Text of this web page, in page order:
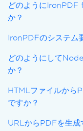
どのようにIronPDF
か？
IronPDFのシステム
どのようにして
か？
HTMLファイルから
ですか？
URLからPDFを生成